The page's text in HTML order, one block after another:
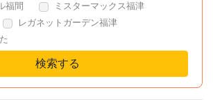
福間
ミスターマックス福津
レガネットガーデン福津